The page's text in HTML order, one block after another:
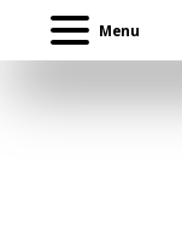
Menu